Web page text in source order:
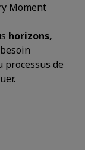
Moment
horizons,
processus de